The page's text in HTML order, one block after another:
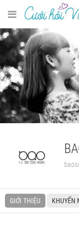
GIỚI THIỆU KHUYẾN